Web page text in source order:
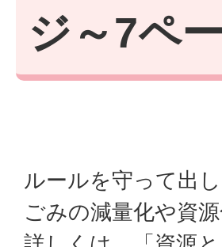
ジ～7ペ
ルールを守って出し
ごみの減量化や資